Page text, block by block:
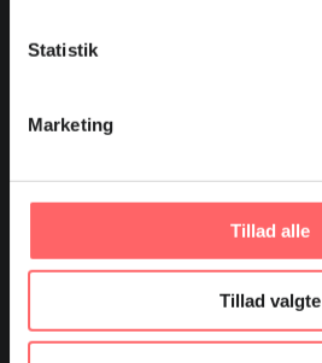
Statistik
Marketing
Tillad alle
Tillad valgte
Samarbejdet med 3F og DI
Tidligere udgivelser
Billedarkiv